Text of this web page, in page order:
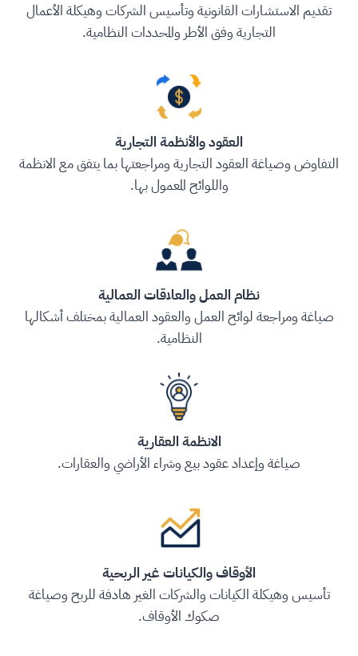
تقديم الاستشارات القانونية وتأسيس الشركات وهيكلة الأعمال
التجارية وفق الأطر والمحددات النظامية.
العقود والأنظمة التجارية
التفاوض وصياغة العقود التجارية ومراجعتها بما يتفق مع الانظمة
واللوائح المعمول بها.
نظام العمل والعلاقات العمالية
صياغة ومراجعة لوائح العمل والعقود العمالية بمختلف أشكالها
النظامية.
الانظمة العقارية
صياغة وإعداد عقود بيع وشراء الأراضي والعقارات.
الأوقاف والكيانات غير الربحية
تأسيس وهيكلة الكيانات والشركات الغير هادفة للربح وصياغة
صكوك الأوقاف.